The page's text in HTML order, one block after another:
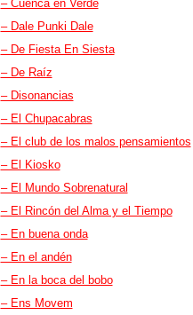
– Cuenca en Verde
– Dale Punki Dale
– De Fiesta En Siesta
– De Raíz
– Disonancias
– El Chupacabras
– El club de los malos pensamientos
– El Kiosko
– El Mundo Sobrenatural
– El Rincón del Alma y el Tiempo
– En buena onda
– En el andén
– En la boca del bobo
– Ens Movem